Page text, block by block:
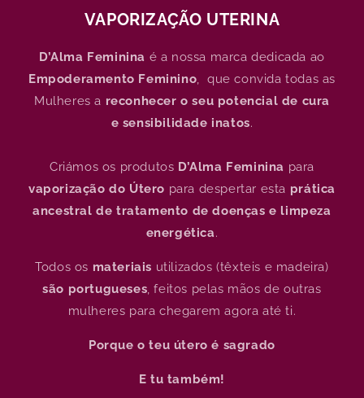
VAPORIZAÇÃO UTERINA
D’Alma Feminina é a nossa marca dedicada ao
Empoderamento Feminino, que convida todas as
Mulheres a reconhecer o seu potencial de cura
e sensibilidade inatos.
Criámos os produtos D’Alma Feminina para
vaporização do Útero para despertar esta prática
ancestral de tratamento de doenças e limpeza
energética.
Todos os materiais utilizados (têxteis e madeira)
são portugueses, feitos pelas mãos de outras
mulheres para chegarem agora até ti.
Porque o teu útero é sagrado
E tu também!